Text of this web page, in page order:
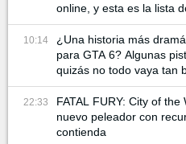
online, y esta es la lista
10:14
¿Una historia más
para GTA 6? Algunas
quizás no todo vaya tan
22:33
FATAL FURY: City of
nuevo peleador con
contienda